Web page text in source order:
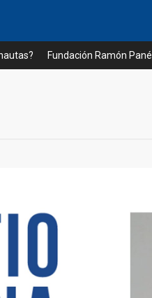
Fundación Ramón Pané